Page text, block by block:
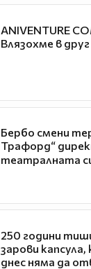
ANIVENTURE
Влязохме в
Бербо смени
Трафорд“
театралната
250 години
зарови
днес няма да